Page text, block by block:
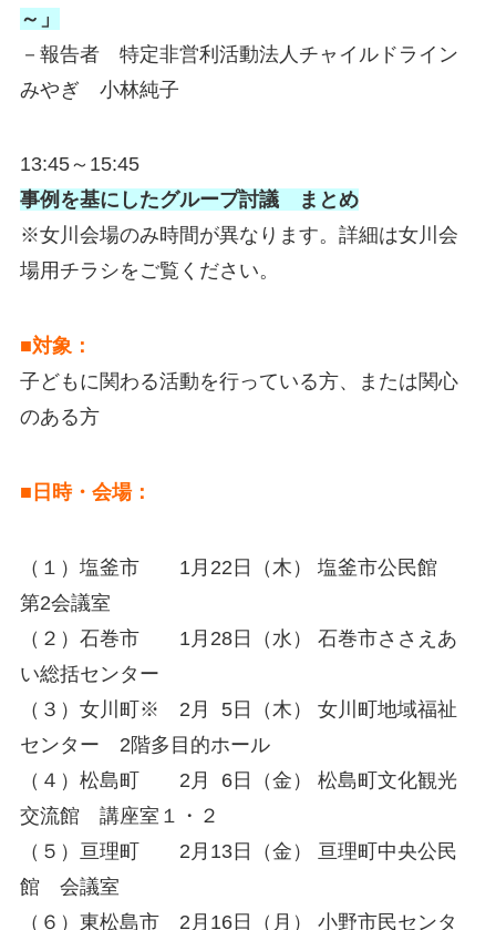
～」
－報告者 特定非営利活動法人チャイルドライン
みやぎ 小林純子
13:45～15:45
事例を基にしたグループ討議 まとめ
※女川会場のみ時間が異なります。詳細は女川会
場用チラシをご覧ください。
■対象：
子どもに関わる活動を行っている方、または関心
のある方
■日時・会場：
（１）塩釜市 1月22日（木） 塩釜市公民館
第2会議室
（２）石巻市 1月28日（水） 石巻市ささえあ
い総括センター
（３）女川町※ 2月 5日（木） 女川町地域福祉
センター 2階多目的ホール
（４）松島町 2月 6日（金） 松島町文化観光
交流館 講座室１・２
（５）亘理町 2月13日（金） 亘理町中央公民
館 会議室
（６）東松島市 2月16日（月） 小野市民センタ